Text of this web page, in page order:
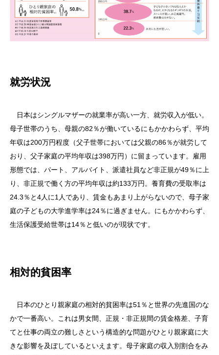
就労状況
日本はシングルマザーの就業率が高い一方、就労収入が低い。
母子世帯のうち、母親の82％が働いているにもかかわらず、平均
年収は200万円程度（父子世帯においては父親の86％が就労して
おり、父子家庭の平均年収は398万円）に留まっています。雇用
形態では、パート、アルバイト、派遣社員など非正規が49％に上
り、非正規で働く方の平均年収は約133万円。養育費の受取率は
24.3％と4人に1人であり、賃金もあまり上がらないので、母子家
庭の子どもの大学進学率は24％に過ぎません。にもかかわらず、
生活保護受給世帯は14％と低いのが現状です。
相対的貧困率
日本のひとり親家庭の相対的貧困率は51％と世界の先進国のな
かで一番高い。これは男女間、正規・非正規間の賃金格差、子育
てと仕事の両立の難しさという構造的な問題がひとり親家庭に大
きな影響を及ぼしているといえます。母子家庭の収入別割合をみ